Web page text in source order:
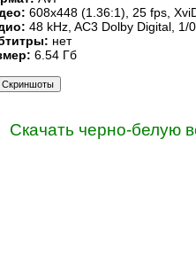
608x448 (1.36:1), 25 fps,
48 kHz, AC3 Dolby Digital,
нет
6.54 Гб
Скачать черно-белую